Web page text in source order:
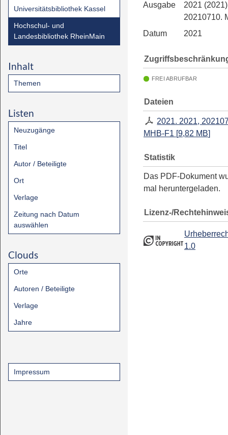
Universitätsbibliothek Kassel
Hochschul- und
Landesbibliothek RheinMain
Inhalt
Themen
Listen
Neuzugänge
Titel
Autor / Beteiligte
Ort
Verlage
Zeitung nach Datum
auswählen
Clouds
Orte
Autoren / Beteiligte
Verlage
Jahre
Impressum
Ausgabe
2021 (2021)
20210710.
Datum
2021
FREI ABRUFBAR
Dateien
2021. 2021,
MHB-F1 [9,82 MB]
Statistik
Das PDF-Dokument
mal heruntergeladen.
Lizenz-/
1.0